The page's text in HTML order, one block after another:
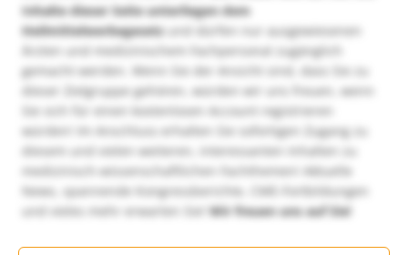
Inhalte dieser Seite unterliegen dem
Heilmittelwerbegesetzund dürfen nur ausgewiesenen
Ärzten und medizinischem Fachpersonal zugänglich
gemacht werden. Wenn Sie der Ansicht sind, dass Sie zu
dieser Zielgruppe gehören, würden wir uns freuen, wenn
Sie sich für einen kostenlosen Account registrieren
würden! Im Anschluss erhalten Sie sofortigen Zugang zu
diesem und vielen weiteren, interessanten Inhalten zu
medizinisch-wissenschaftlichen Fachthemen! Aktuelle
News, spannende Kongressberichte, CME-Fortbildungen
und vieles mehr erwarten Sie!Wir freuen uns auf Sie!